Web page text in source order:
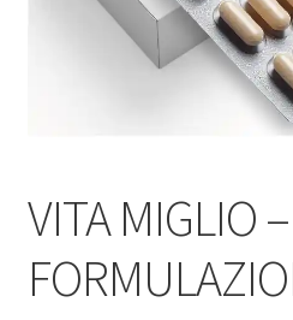
VITA MIGLIO